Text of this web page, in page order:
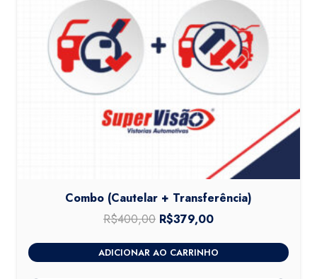
Combo (Cautelar + Transferência)
R$400,00 O
preço
original
R$379,00
preço
atual
ADICIONAR AO CARRINHO